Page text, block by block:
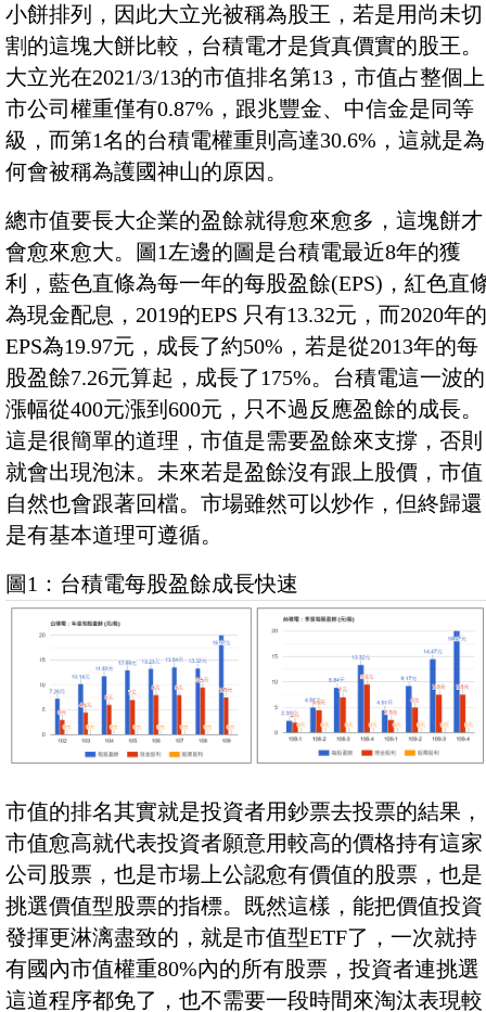
小餅排列，因此大立光被稱為股王，若是用尚未切
割的這塊大餅比較，台積電才是貨真價實的股王。
大立光在2021/3/13的市值排名第13，市值占整個上
市公司權重僅有0.87%，跟兆豐金、中信金是同等
級，而第1名的台積電權重則高達30.6%，這就是為
何會被稱為護國神山的原因。
總市值要長大企業的盈餘就得愈來愈多，這塊餅才
會愈來愈大。圖1左邊的圖是台積電最近8年的獲
利，藍色直條為每一年的每股盈餘(EPS)，紅色直
為現金配息，2019的EPS 只有13.32元，而2020年的
EPS為19.97元，成長了約50%，若是從2013年的每
股盈餘7.26元算起，成長了175%。台積電這一波的
漲幅從400元漲到600元，只不過反應盈餘的成長。
這是很簡單的道理，市值是需要盈餘來支撐，否則
就會出現泡沫。未來若是盈餘沒有跟上股價，市值
自然也會跟著回檔。市場雖然可以炒作，但終歸還
是有基本道理可遵循。
圖1：台積電每股盈餘成長快速
市值的排名其實就是投資者用鈔票去投票的結果，
市值愈高就代表投資者願意用較高的價格持有這家
公司股票，也是市場上公認愈有價值的股票，也是
挑選價值型股票的指標。既然這樣，能把價值投資
發揮更淋漓盡致的，就是市值型ETF了，一次就持
有國內市值權重80%內的所有股票，投資者連挑選
這道程序都免了，也不需要一段時間來淘汰表現較